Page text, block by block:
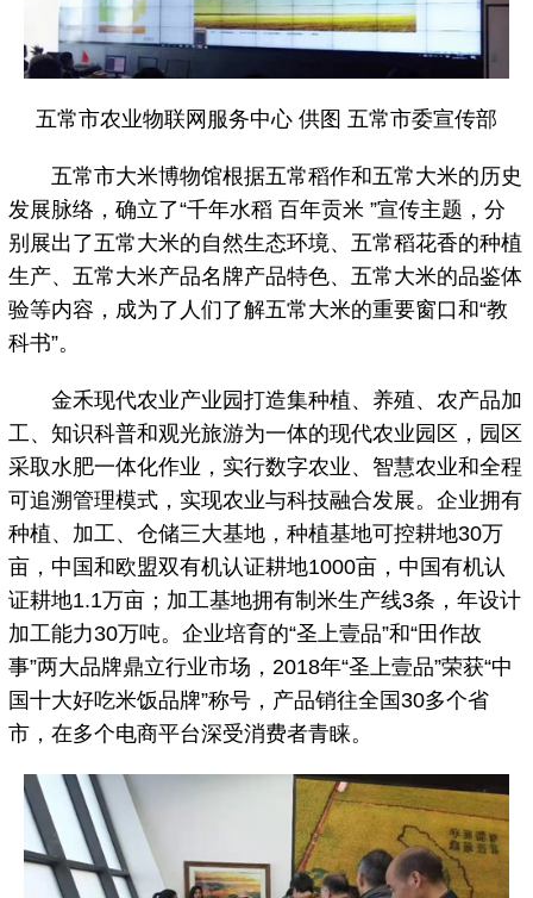
五常市农业物联网服务中心 供图 五常市委宣传部
五常市大米博物馆根据五常稻作和五常大米的历史
发展脉络，确立了“千年水稻 百年贡米 ”宣传主题，分
别展出了五常大米的自然生态环境、五常稻花香的种植
生产、五常大米产品名牌产品特色、五常大米的品鉴体
验等内容，成为了人们了解五常大米的重要窗口和“教
科书”。
金禾现代农业产业园打造集种植、养殖、农产品加
工、知识科普和观光旅游为一体的现代农业园区，园区
采取水肥一体化作业，实行数字农业、智慧农业和全程
可追溯管理模式，实现农业与科技融合发展。企业拥有
种植、加工、仓储三大基地，种植基地可控耕地30万
亩，中国和欧盟双有机认证耕地1000亩，中国有机认
证耕地1.1万亩；加工基地拥有制米生产线3条，年设计
加工能力30万吨。企业培育的“圣上壹品”和“田作故
事”两大品牌鼎立行业市场，2018年“圣上壹品”荣获“中
国十大好吃米饭品牌”称号，产品销往全国30多个省
市，在多个电商平台深受消费者青睐。